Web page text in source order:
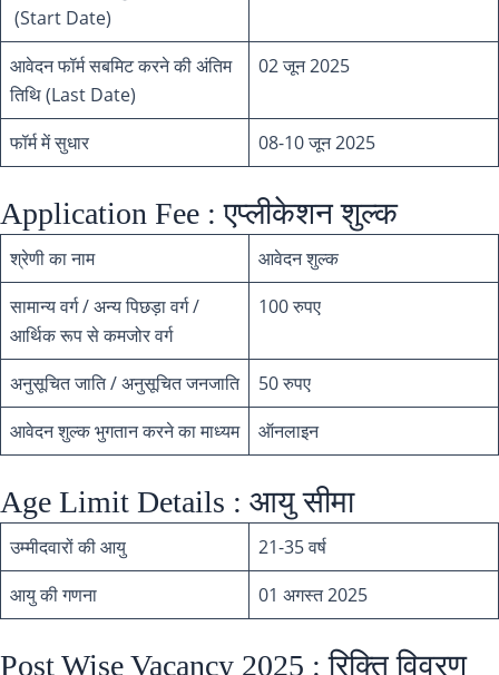
(Start Date)
आवेदन फॉर्म सबमिट करने की अंतिम
तिथि (Last Date)
02 जून 2025
फॉर्म में सुधार 08-10 जून 2025
Application Fee : एप्लीकेशन शुल्क
श्रेणी का नाम
आवेदन शुल्क
सामान्य वर्ग / अन्य पिछड़ा वर्ग /
आर्थिक रूप से कमजोर वर्ग
100 रुपए
अनुसूचित जाति / अनुसूचित जनजाति
50 रुपए
आवेदन शुल्क भुगतान करने का माध्यम
ऑनलाइन
Age Limit Details : आयु सीमा
उम्मीदवारों की आयु
21-35 वर्ष
आयु की गणना
01 अगस्त 2025
Post Wise Vacancy 2025 : रिक्ति विवरण